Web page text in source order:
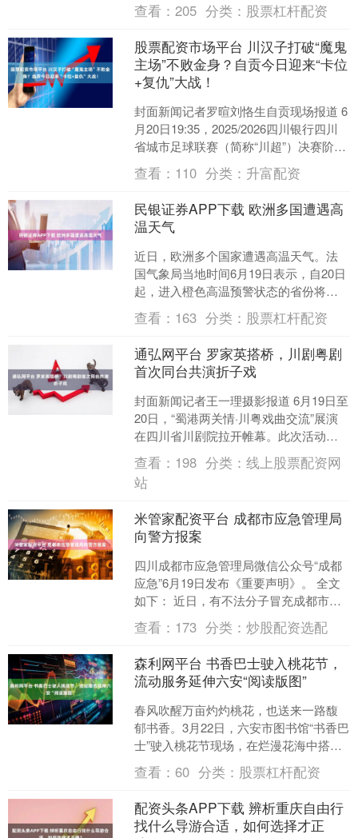
查看：205 分类： 股票杠杆配资
股票配资市场平台 川汉子打破“魔鬼
主场”不败金身？自贡今日迎来“卡位
+复仇”大战！
封面新闻记者罗暄刘恪生自贡现场报道 6
月20日19:35，2025/2026四川银行四川
省城市足球联赛（简称“川超”）决赛阶段
第十五轮比赛即将打响，自贡灯城燊
龙....
查看： 110 分类： 升富配资
民银证券APP下载 欧洲多国遭遇高
温天气
近日，欧洲多个国家遭遇高温天气。法
国气象局当地时间6月19日表示，自20日
起，进入橙色高温预警状态的省份将增
加至60个，约占法国全国省份总数的三
分之二。 法国气....
查看： 163 分类： 股票杠杆配资
通弘网平台 罗家英搭桥，川剧粤剧
首次同台共演折子戏
封面新闻记者王一理摄影报道 6月19日至
20日，“蜀港两关情·川粤戏曲交流”展演
在四川省川剧院拉开帷幕。此次活动的
艺术总监由著名演员、粤剧名家罗家英
担任。这一次....
查看： 198 分类：线上股票配资网
站
米管家配资平台 成都市应急管理局
向警方报案
四川成都市应急管理局微信公众号“成都
应急”6月19日发布《重要声明》。 全文
如下： 近日，有不法分子冒充成都市应
急管理局名义发送《通知》至相关部
门、学校等单位，....
查看： 173 分类：炒股配资选配
森利网平台 书香巴士驶入桃花节，
流动服务延伸六安“阅读版图”
春风吹醒万亩灼灼桃花，也送来一路馥
郁书香。3月22日，六安市图书馆“书香巴
士”驶入桃花节现场，在烂漫花海中搭建
起一方静谧温馨的移动阅读驿站，成为
一道独特的文化风....
查看：60 分类： 股票杠杆配资
配资头条APP下载 辨析重庆自由行
找什么导游合适，如何选择才正